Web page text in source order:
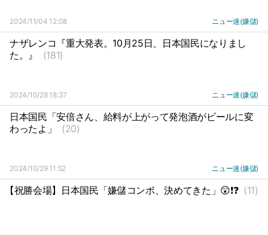
2024/11/04 12:08 ニュー速(嫌儲)
ナザレンコ『重大発表。10月25日、日本国民になりまし
た。』
(181)
2024/10/28 18:37 ニュー速(嫌儲)
日本国民「安倍さん、給料が上がって発泡酒がビールに変
わったよ」
(20)
2024/10/29 11:52 ニュー速(嫌儲)
【祝勝会場】日本国民「嫌儲コンボ、決めてきた」😲❗❓ (11)